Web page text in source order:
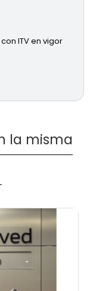
System).
con bomba
Brembo.
ITV en vigor
la misma